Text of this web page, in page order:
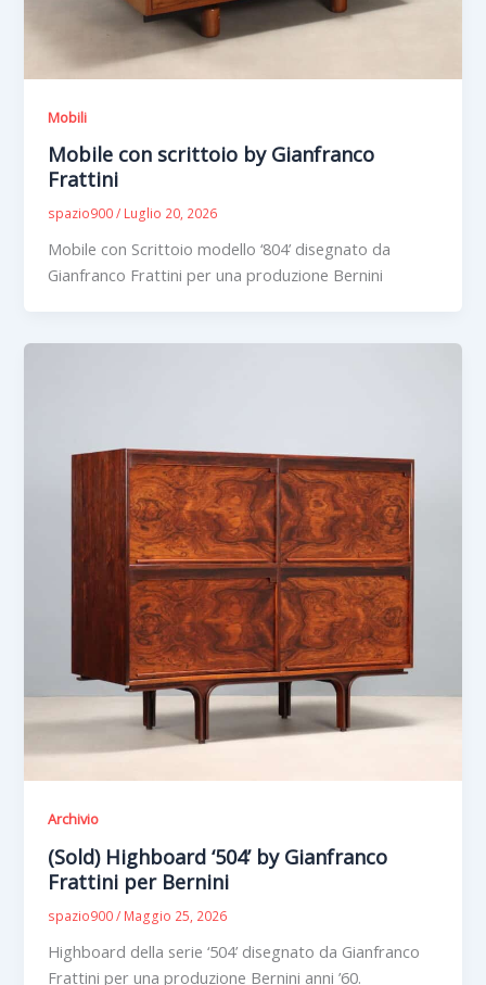
Mobili
Mobile con scrittoio by Gianfranco
Frattini
spazio900/ Luglio 20, 2026
Mobile con Scrittoio modello ‘804’ disegnato da
Gianfranco Frattini per una produzione Bernini
Archivio
(Sold) Highboard ‘504’ by Gianfranco
Frattini per Bernini
spazio900/ Maggio 25, 2026
Highboard della serie ‘504’ disegnato da Gianfranco
Frattini per una produzione Bernini anni ’60.